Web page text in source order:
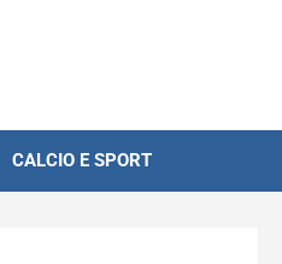
CALCIO E SPORT